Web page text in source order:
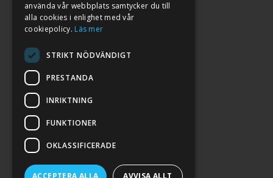
2026. ALL RIGHTS RESERVED.
POWERED BY EMPORI CMS
använda vår webbplats samtycker du till
alla cookies i enlighet med vår
cookiepolicy. Läs mer
STRIKT NÖDVÄNDIGT
PRESTANDA
INRIKTNING
FUNKTIONER
OKLASSIFICERADE
ACCEPTERA ALLA AVVISA ALLT